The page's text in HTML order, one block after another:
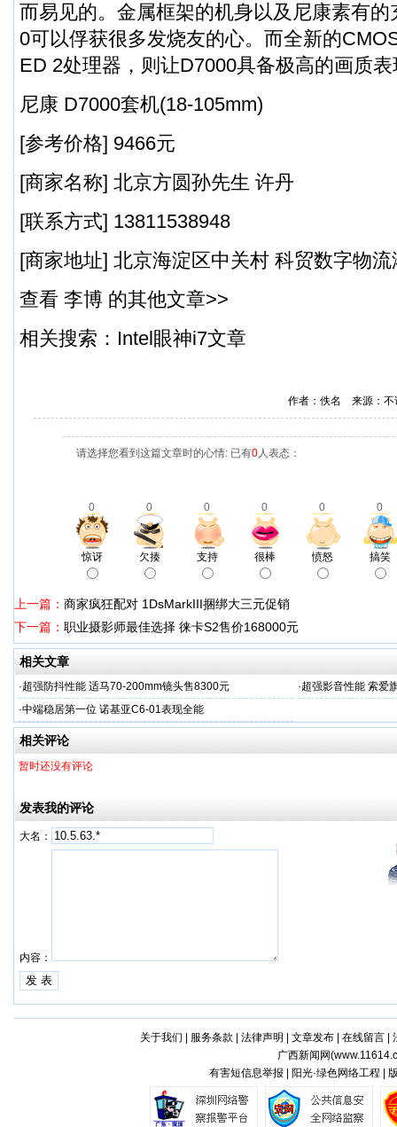
而易见的。金属框架的机身以及尼康素有
0可以俘获很多发烧友的心。而全新的
ED 2处理器，则让D7000具备极高的画质
尼康 D7000套机(18-105mm)
[参考价格] 9466元
[商家名称] 北京方圆孙先生 许丹
[联系方式] 13811538948
[商家地址] 北京海淀区中关村 科贸数字物
查看 李博 的其他文章>>
相关搜索：Intel眼神i7文章
作者：佚名 来源：
请选择您看到这篇文章时的心情: 已有0人表态：
0 0 0 0 0 0
惊讶 欠揍 支持 很棒 愤怒 搞笑
上一篇： 商家疯狂配对 1DsMarkIII捆绑大三元促销
下一篇： 职业摄影师最佳选择 徕卡S2售价168000元
相关文章
·超强防抖性能 适马70-200mm镜头售8300元 ·超强影音性能 索爱
·中端稳居第一位 诺基亚C6-01表现全能
相关评论
暂时还没有评论
发表我的评论
大名：
内容：
关于我们 服务条款 法律声明 文章发布| 在线留言|
广西新闻网(
有害短信息举报 | 阳光·绿色网络工程 |